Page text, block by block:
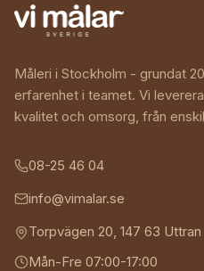
Måleri i Stockholm - grundat
erfarenhet i teamet. Vi
kvalitet och omsorg, från
08-25 46 04
info@vimalar.se
Torpvägen 20 147 63 Uttran
Mån-Fre 07:00-17:00